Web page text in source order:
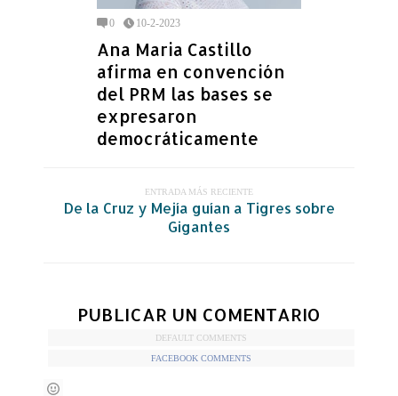
0 10-2-2023
Ana Maria Castillo
afirma en convención
del PRM las bases se
expresaron
democráticamente
ENTRADA MÁS RECIENTE
De la Cruz y Mejía guían a Tigres sobre
Gigantes
PUBLICAR UN COMENTARIO
DEFAULT COMMENTS
FACEBOOK COMMENTS